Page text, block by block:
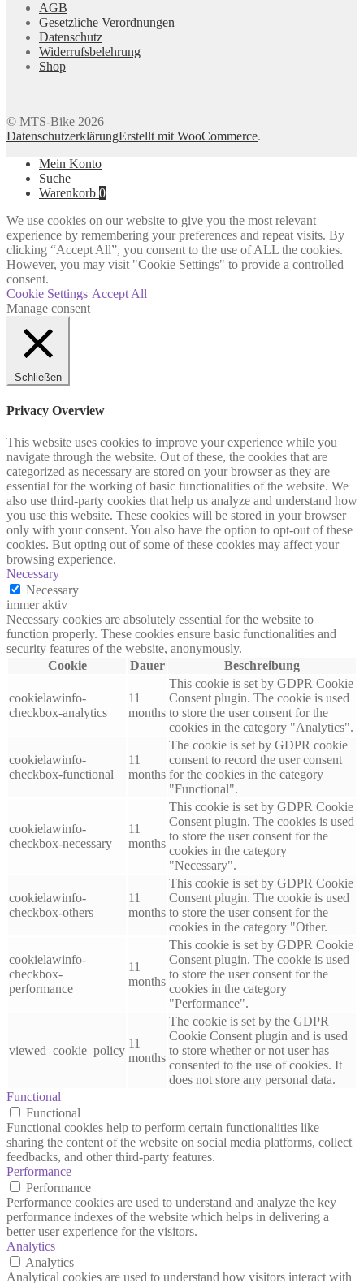
AGB
Gesetzliche Verordnungen
Datenschutz
Widerrufsbelehrung
Shop
© MTS-Bike 2026
DatenschutzerklärungErstellt mit WooCommerce.
Mein Konto
Suche
Warenkorb 0
We use cookies on our website to give you the most relevant
experience by remembering your preferences and repeat visits. By
clicking “Accept All”, you consent to the use of ALL the cookies.
However, you may visit "Cookie Settings" to provide a controlled
consent.
Cookie Settings Accept All
Manage consent
Schließen
Privacy Overview
This website uses cookies to improve your experience while you
navigate through the website. Out of these, the cookies that are
categorized as necessary are stored on your browser as they are
essential for the working of basic functionalities of the website. We
also use third-party cookies that help us analyze and understand how
you use this website. These cookies will be stored in your browser
only with your consent. You also have the option to opt-out of these
cookies. But opting out of some of these cookies may affect your
browsing experience.
Necessary
Necessary
immer aktiv
Necessary cookies are absolutely essential for the website to
function properly. These cookies ensure basic functionalities and
security features of the website, anonymously.
Cookie
Dauer Beschreibung
cookielawinfo-
checkbox-analytics
11
months
This cookie is set by GDPR Cookie
Consent plugin. The cookie is used
to store the user consent for the
cookies in the category "Analytics".
cookielawinfo-
checkbox-functional
11
months
The cookie is set by GDPR cookie
consent to record the user consent
for the cookies in the category
"Functional".
cookielawinfo-
checkbox-necessary
11
months
This cookie is set by GDPR Cookie
Consent plugin. The cookies is used
to store the user consent for the
cookies in the category
"Necessary".
cookielawinfo-
checkbox-others
11
months
This cookie is set by GDPR Cookie
Consent plugin. The cookie is used
to store the user consent for the
cookies in the category "Other.
cookielawinfo-
checkbox-
performance
11
months
This cookie is set by GDPR Cookie
Consent plugin. The cookie is used
to store the user consent for the
cookies in the category
"Performance".
viewed_cookie_policy
11
months
The cookie is set by the GDPR
Cookie Consent plugin and is used
to store whether or not user has
consented to the use of cookies. It
does not store any personal data.
Functional
Functional
Functional cookies help to perform certain functionalities like
sharing the content of the website on social media platforms, collect
feedbacks, and other third-party features.
Performance
Performance
Performance cookies are used to understand and analyze the key
performance indexes of the website which helps in delivering a
better user experience for the visitors.
Analytics
Analytics
Analytical cookies are used to understand how visitors interact with